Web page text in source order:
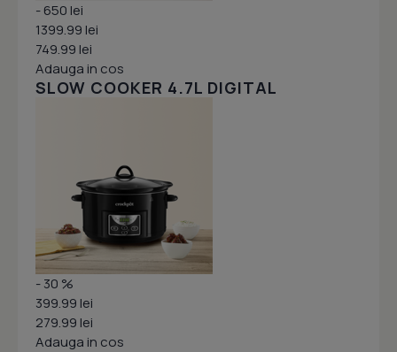
- 650 lei
1399.99 lei
749.99 lei
Adauga in cos
SLOW COOKER 4.7L DIGITAL
- 30 %
399.99 lei
279.99 lei
Adauga in cos